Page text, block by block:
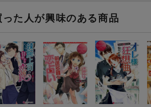
た人が興味のある商品